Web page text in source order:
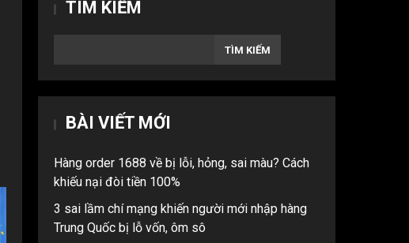
TÌM KIẾM
TÌM KIẾM
BÀI VIẾT MỚI
Hàng order 1688 về bị lỗi, hỏng, sai màu? Cách
khiếu nại đòi tiền 100%
3 sai lầm chí mạng khiến người mới nhập hàng
Trung Quốc bị lỗ vốn, ôm sô